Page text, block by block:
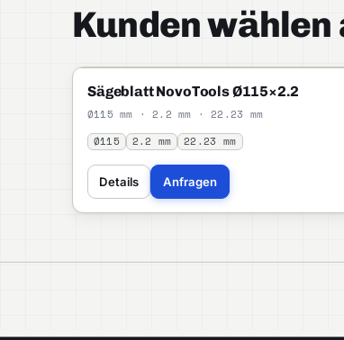
Kunden wählen
PROFI
Sägeblatt NovoTools Ø115×2.2
Ø115 mm · 2.2 mm · 22.23 mm
Ø115 2.2 mm 22.23 mm
Details Anfragen